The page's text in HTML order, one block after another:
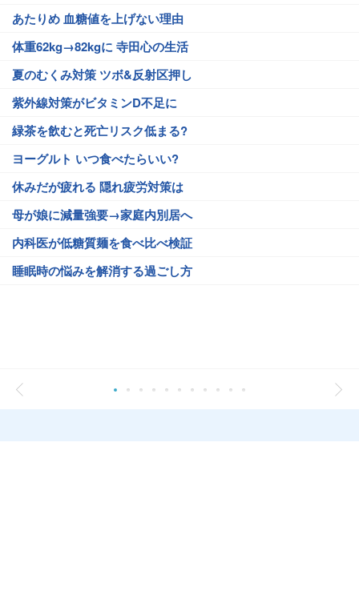
あたりめ 血糖値を上げない理由
体重62kg→82kgに 寺田心の生活
夏のむくみ対策 ツボ&反射区押し
紫外線対策がビタミンD不足に
緑茶を飲むと死亡リスク低まる?
ヨーグルト いつ食べたらいい?
休みだが疲れる 隠れ疲労対策は
母が娘に減量強要→家庭内別居へ
内科医が低糖質麺を食べ比べ検証
睡眠時の悩みを解消する過ごし方